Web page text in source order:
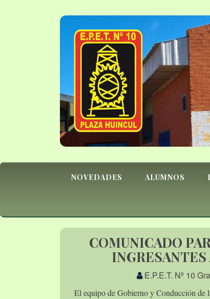
NOVEDADES ALUMNOS
COMUNICADO
E.P.E.T. Nº 10
El equipo de Gobierno y Conducción de